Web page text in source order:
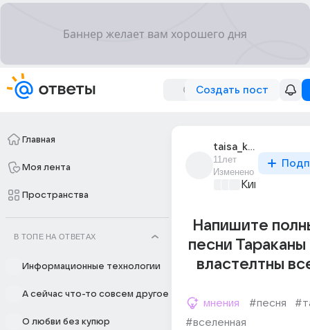
Создать пост
Главная
Моя лента
Пространства
В ТОПЕ НА ОТВЕТАХ
Информационные технологии
А сейчас что-то совсем другое
О любви без купюр
taisa_kramarenco
11лет
Изменено
Киномания
Напишите
песни
властелтны
мнения #песня
#вселенная